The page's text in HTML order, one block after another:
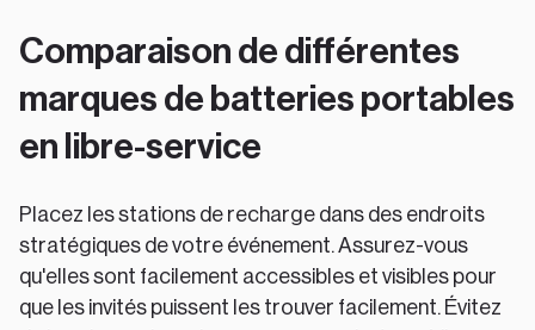
Comparaison de différentes
marques de batteries portables
en libre-service
Placez les stations de recharge dans des endroits
stratégiques de votre événement. Assurez-vous
qu'elles sont facilement accessibles et visibles pour
que les invités puissent les trouver facilement. Évitez